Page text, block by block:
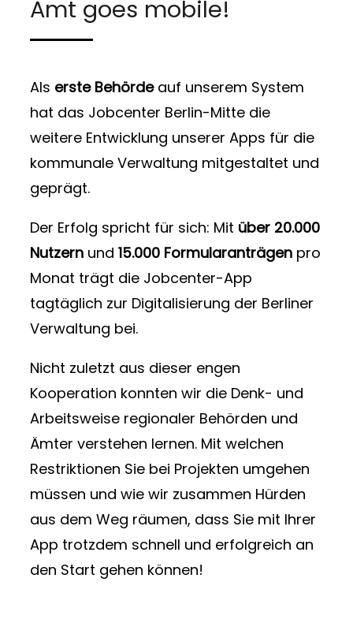
Amt goes mobile!
Als erste Behördeauf unserem System
hat das Jobcenter Berlin-Mitte die
weitere Entwicklung unserer Apps für die
kommunale Verwaltung mitgestaltet und
geprägt.
Der Erfolg spricht für sich: Mit über 20.000
Nutzernund 15.000 Formularanträgenpro
Monat trägt die Jobcenter-App
tagtäglich zur Digitalisierung der Berliner
Verwaltung bei.
Nicht zuletzt aus dieser engen
Kooperation konnten wir die Denk- und
Arbeitsweise regionaler Behörden und
Ämter verstehen lernen. Mit welchen
Restriktionen Sie bei Projekten umgehen
müssen und wie wir zusammen Hürden
aus dem Weg räumen, dass Sie mit Ihrer
App trotzdem schnell und erfolgreich an
den Start gehen können!